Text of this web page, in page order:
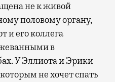
не к живой
половому органу,
и его коллега
в
У Эллиота и Эрики
не хочет спать